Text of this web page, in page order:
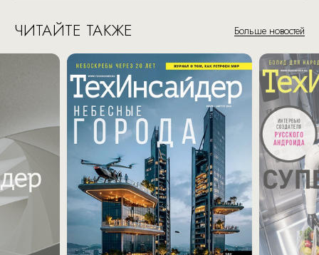
ЧИТАЙТЕ ТАКЖЕ Больше новостей